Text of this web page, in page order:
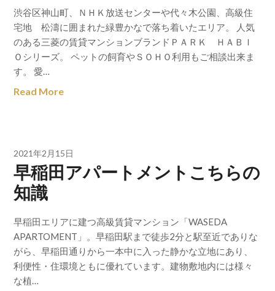
渋谷区神山町、ＮＨＫ放送センターや代々木公園、高級住
宅地 松濤に囲まれた緑豊かなで落ち着いたエリア。 人気
のある三菱の賃貸マンションブランドＰＡＲＫ ＨＡＢＩ
Ｏシリーズ。 ペットの飼育やＳＯＨＯ利用もご相談出来ま
す。 愛…
Read More
2021年2月15日
早稲田アパートメントこちらの
知識
早稲田エリアに建つ高級賃貸マンション「WASEDA
APARTOMENT」。早稲田駅まで徒歩2分と駅至近でありな
がら、早稲田通りから一本中に入った静かな立地にあり、
利便性・住環境ともに優れています。建物敷地内には様々
な植…